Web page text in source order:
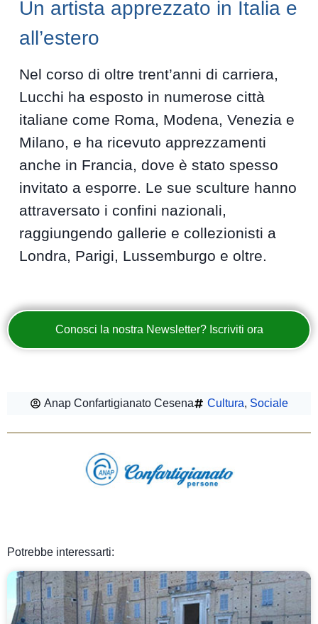
Un artista apprezzato in Italia e
all’estero
Nel corso di oltre trent’anni di carriera,
Lucchi ha esposto in numerose città
italiane come Roma, Modena, Venezia e
Milano, e ha ricevuto apprezzamenti
anche in Francia, dove è stato spesso
invitato a esporre. Le sue sculture hanno
attraversato i confini nazionali,
raggiungendo gallerie e collezionisti a
Londra, Parigi, Lussemburgo e oltre.
Conosci la nostra Newsletter? Iscriviti ora
Anap Confartigianato Cesena Cultura, Sociale
Potrebbe interessarti: